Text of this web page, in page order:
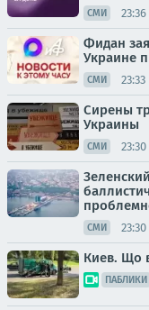
СМИ 23:36
Фидан
Украине
СМИ 23:33
Сирены
Украины
СМИ 23:30
СМИ 23:30
Киев. Що
ПАБЛИКИ